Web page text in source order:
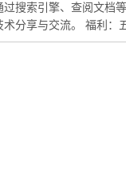
搜索引擎、查阅文档
分享与交流。 福利：